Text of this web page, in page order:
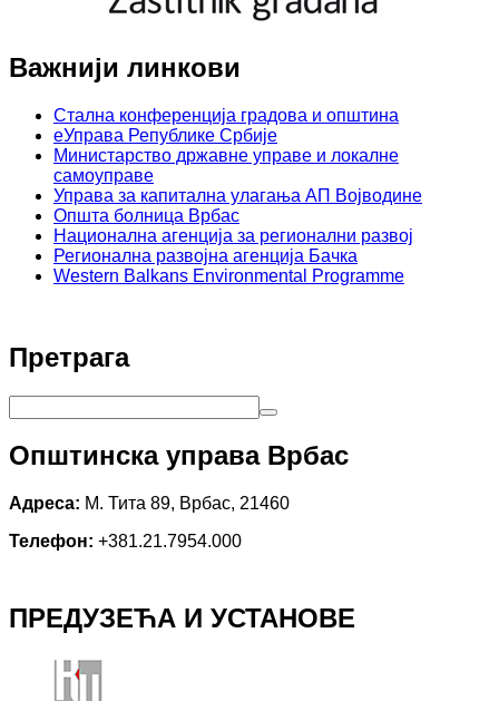
Важнији линкови
Стална конференција градова и општина
еУправа Републике Србије
Министарство државне управе и локалне
самоуправе
Управа за капитална улагања АП Војводине
Општа болница Врбас
Национална агенција за регионални развој
Регионална развојна агенција Бачка
Western Balkans Environmental Programme
Претрага
Општинска управа Врбас
Адреса: М. Тита 89, Врбас, 21460
Телефон: +381.21.7954.000
ПРЕДУЗЕЋА И УСТАНОВЕ